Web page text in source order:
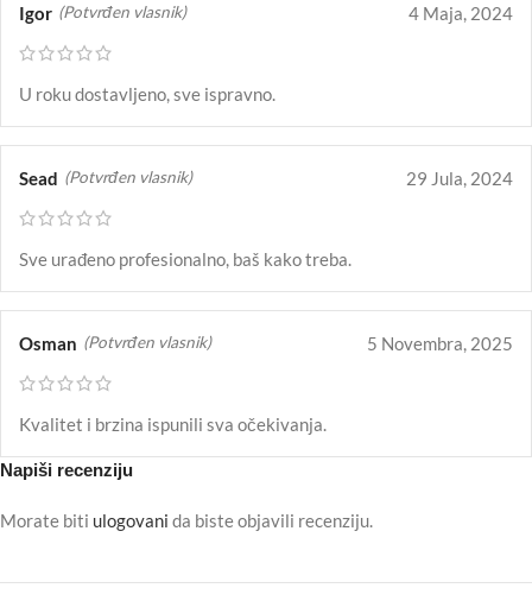
Igor (Potvrđen vlasnik) 4 Maja, 2024
U roku dostavljeno, sve ispravno.
Sead (Potvrđen vlasnik) 29 Jula, 2024
Sve urađeno profesionalno, baš kako treba.
Osman (Potvrđen vlasnik) 5 Novembra, 2025
Kvalitet i brzina ispunili sva očekivanja.
Napiši recenziju
Morate biti ulogovani da biste objavili recenziju.